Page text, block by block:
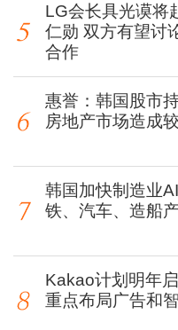
LG会长具光谟将
仁勋 双方有望讨
合作
惠誉：韩国股市
房地产市场造成
韩国加快制造业
铁、汽车、造船
Kakao计划明年
重点布局广告和